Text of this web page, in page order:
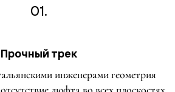
01.
Прочный трек
инженерами геометрия